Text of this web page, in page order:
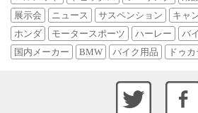
展示会
ニュース サスペンション キャ
ホンダ
モータースポーツ ハーレー バ
国内メーカー
BMW バイク用品 ドゥカ